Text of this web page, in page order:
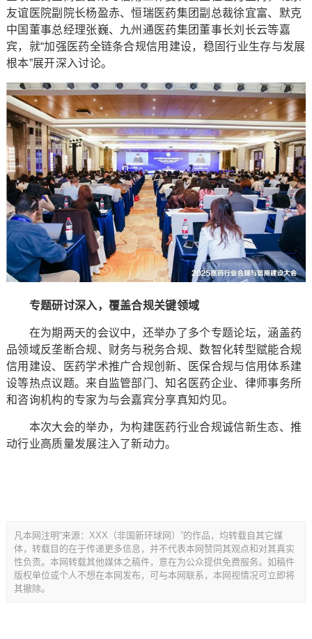
友谊医院副院长杨盈赤、恒瑞医药集团副总裁徐宜富、默克
中国董事总经理张巍、九州通医药集团董事长刘长云等嘉
宾，就“加强医药全链条合规信用建设，稳固行业生存与发展
根本”展开深入讨论。
专题研讨深入，覆盖合规关键领域
在为期两天的会议中，还举办了多个专题论坛，涵盖药
品领域反垄断合规、财务与税务合规、数智化转型赋能合规
信用建设、医药学术推广合规创新、医保合规与信用体系建
设等热点议题。来自监管部门、知名医药企业、律师事务所
和咨询机构的专家为与会嘉宾分享真知灼见。
本次大会的举办，为构建医药行业合规诚信新生态、推
动行业高质量发展注入了新动力。
凡本网注明“来源：XXX（非国新环球网）”的作品，均转载自其它媒
体，转载目的在于传递更多信息，并不代表本网赞同其观点和对其真实
性负责。本网转载其他媒体之稿件，意在为公众提供免费服务。如稿件
版权单位或个人不想在本网发布，可与本网联系，本网视情况可立即将
其撤除。